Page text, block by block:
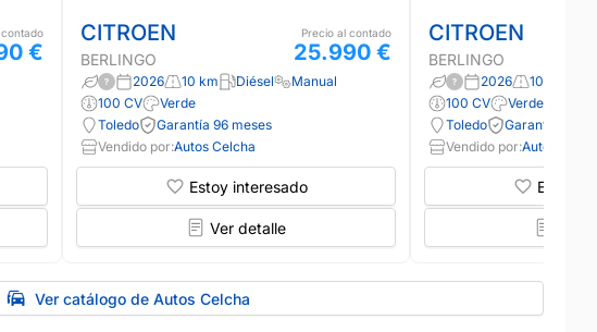
€
CITROEN
BERLINGO
Precio al contado
25.990 €
2026 10 km Diésel
Manual
100 CV
Verde
Toledo
Garantía 96 meses
Vendido por:Autos Celcha
Estoy interesado
Ver detalle
CITROEN
BERLINGO
2026 10 km
100 CV
Verde
Toledo
Garantía 96
Vendido por:Autos Celcha
Estoy
Ver catálogo de Autos Celcha